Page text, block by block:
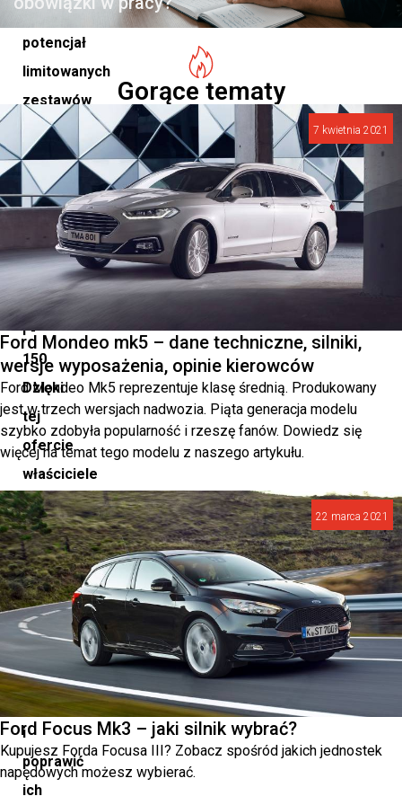
ukazując
potencjał
limitowanych
zestawów
akcesoriów
do
modeli
Bronco,
Bronco
Sport
i
F-
150.
Dzięki
tej
ofercie
właściciele
pojazdów
Forda
mogą
nadać
swoim
samochodom
unikalny
charakter
i
poprawić
ich
Gorące tematy
7 kwietnia 2021
Ford Mondeo mk5 – dane techniczne, silniki,
wersje wyposażenia, opinie kierowców
Ford Mondeo Mk5 reprezentuje klasę średnią. Produkowany
jest w trzech wersjach nadwozia. Piąta generacja modelu
szybko zdobyła popularność i rzeszę fanów. Dowiedz się
więcej na temat tego modelu z naszego artykułu.
22 marca 2021
Ford Focus Mk3 – jaki silnik wybrać?
Kupujesz Forda Focusa III? Zobacz spośród jakich jednostek
napędowych możesz wybierać.